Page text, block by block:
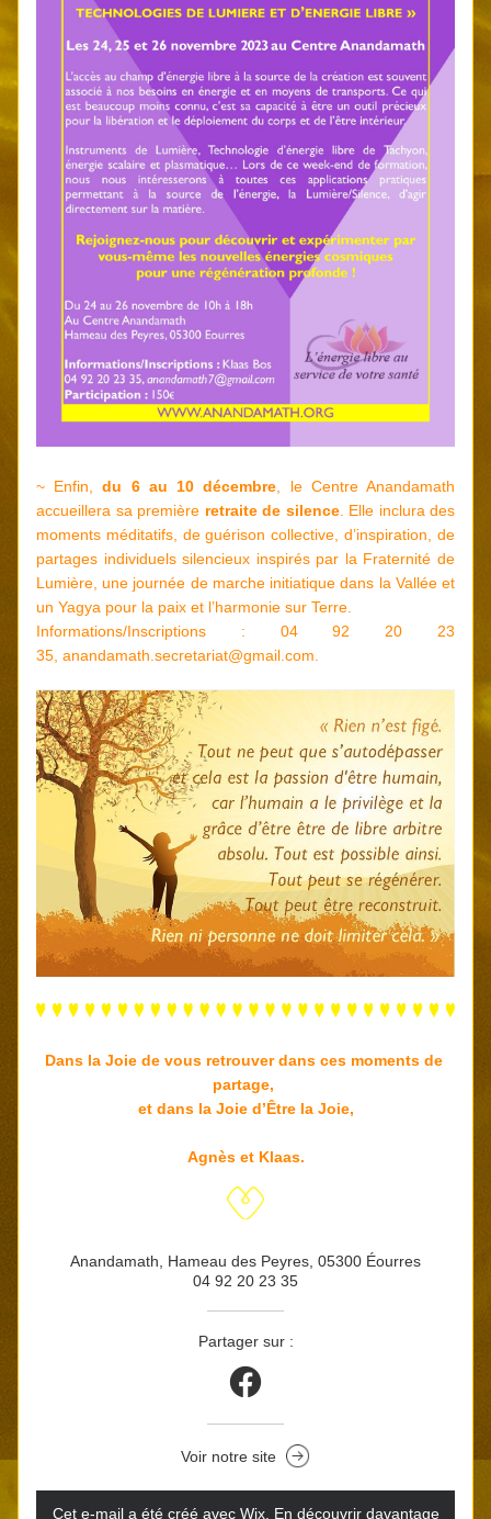
~ Enfin, du 6 au 10 décembre , le Centre Anandamath
accueillera sa première retraite de silence. Elle inclura des
moments méditatifs, de guérison collective, d’inspiration, de
partages individuels silencieux inspirés par la Fraternité de
Lumière, une journée de marche initiatique dans la Vallée et
un Yagya pour la paix et l’harmonie sur Terre.
Informations/Inscriptions : 04 92 20 23
35, anandamath.secretariat@gmail.com
Dans la Joie de vous retrouver dans ces moments de
partage,
et dans la Joie d’Être la Joie,
Agnès et Klaas.
Anandamath, Hameau des Peyres, 05300 Éourres
04 92 20 23 35
Partager sur :
Voir notre site
Cet e-mail a été créé avec Wix. En découvrir davantage